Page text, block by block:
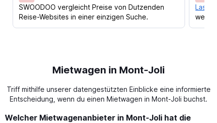
SWOODOO vergleicht Preise von Dutzenden
Reise-Websites in einer einzigen Suche.
Lass
Mietwagen in Mont-Joli
Triff mithilfe unserer datengestützten Einblicke eine informierte
Entscheidung, wenn du einen Mietwagen in Mont-Joli buchst.
Welcher Mietwagenanbieter in Mont-Joli hat die